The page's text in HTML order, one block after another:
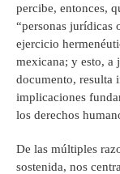
percibe, entonces,
“personas jurídicas
ejercicio
mexicana; y esto, a
documento, resulta
implicaciones
los derechos
De las múltiples
sostenida, nos